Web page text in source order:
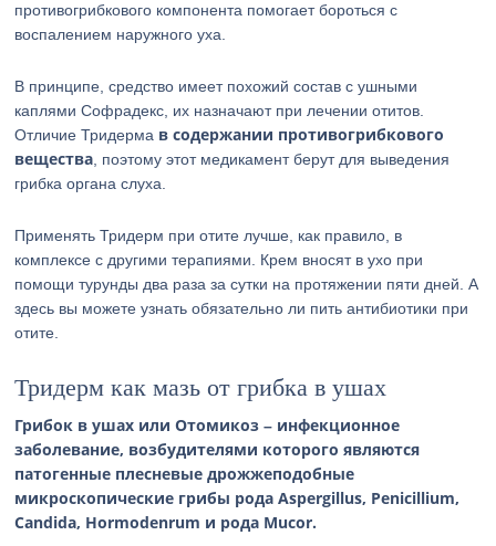
противогрибкового компонента помогает бороться с
воспалением наружного уха.
В принципе, средство имеет похожий состав с ушными
каплями Софрадекс, их назначают при лечении отитов.
Отличие Тридерма в содержании противогрибкового
вещества , поэтому этот медикамент берут для выведения
грибка органа слуха.
Применять Тридерм при отите лучше, как правило, в
комплексе с другими терапиями. Крем вносят в ухо при
помощи турунды два раза за сутки на протяжении пяти дней. А
здесь вы можете узнать обязательно ли пить антибиотики при
отите.
Тридерм как мазь от грибка в ушах
Грибок в ушах или Отомикоз – инфекционное
заболевание, возбудителями которого являются
патогенные плесневые дрожжеподобные
микроскопические грибы рода Aspergillus, Penicillium,
Candida, Hormodenrum и рода Mucor.